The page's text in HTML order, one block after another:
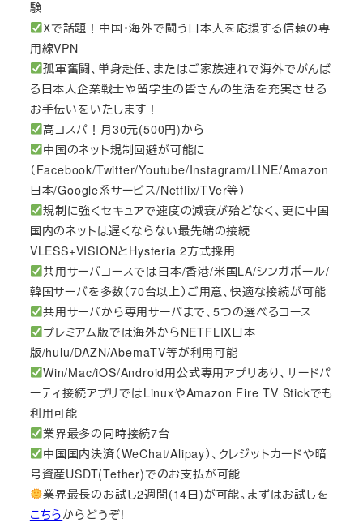
験
Xで話題！中国・海外で闘う日本人を応援する信頼の専
用線VPN
孤軍奮闘、単身赴任、またはご家族連れで海外でがんば
る日本人企業戦士や留学生の皆さんの生活を充実させる
お手伝いをいたします！
高コスパ！月30元(500円)から
中国のネット規制回避が可能に
（Facebook/Twitter/Youtube/Instagram/LINE/Amazon
日本/Google系サービス/Netflix/TVer等）
規制に強くセキュアで速度の減衰が殆どなく、更に中国
国内のネットは遅くならない最先端の接続
VLESS+VISIONとHysteria 2方式採用
共用サーバコースでは日本/香港/米国LA/シンガポール/
韓国サーバを多数（70台以上）ご用意、快適な接続が可能
共用サーバから専用サーバまで、5つの選べるコース
プレミアム版では海外からNETFLIX日本
版/hulu/DAZN/AbemaTV等が利用可能
Win/Mac/iOS/Android用公式専用アプリあり、サードパ
ーティ接続アプリではLinuxやAmazon Fire TV Stickでも
利用可能
業界最多の同時接続7台
中国国内決済（WeChat/Alipay）、クレジットカードや暗
号資産USDT(Tether)でのお支払が可能
業界最長のお試し2週間(14日)が可能。まずはお試しを
こちらからどうぞ!